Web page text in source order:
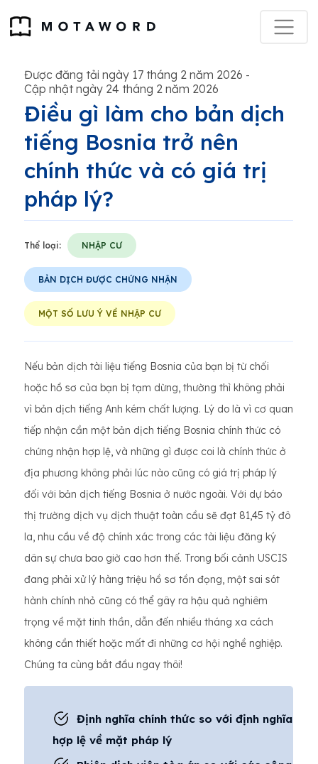
Được đăng tải ngày 17 tháng 2 năm 2026 -
Cập nhật ngày 24 tháng 2 năm 2026
Điều gì làm cho bản dịch
tiếng Bosnia trở nên
chính thức và có giá trị
pháp lý?
Thể loại: NHẬP CƯ
BẢN DỊCH ĐƯỢC CHỨNG NHẬN
MỘT SỐ LƯU Ý VỀ NHẬP CƯ
Nếu bản dịch tài liệu tiếng Bosnia của bạn bị từ chối
hoặc hồ sơ của bạn bị tạm dừng, thường thì không phải
vì bản dịch tiếng Anh kém chất lượng. Lý do là vì cơ quan
tiếp nhận cần một bản dịch tiếng Bosnia chính thức có
chứng nhận hợp lệ, và những gì được coi là chính thức ở
địa phương không phải lúc nào cũng có giá trị pháp lý
đối với bản dịch tiếng Bosnia ở nước ngoài. Với dự báo
thị trường dịch vụ dịch thuật toàn cầu sẽ đạt 81,45 tỷ đô
la, nhu cầu về độ chính xác trong các tài liệu đăng ký
dân sự chưa bao giờ cao hơn thế. Trong bối cảnh USCIS
đang phải xử lý hàng triệu hồ sơ tồn đọng, một sai sót
hành chính nhỏ cũng có thể gây ra hậu quả nghiêm
trọng về mặt tinh thần, dẫn đến nhiều tháng xa cách
không cần thiết hoặc mất đi những cơ hội nghề nghiệp.
Chúng ta cùng bắt đầu ngay thôi!
Định nghĩa chính thức so với định nghĩa
hợp lệ về mặt pháp lý